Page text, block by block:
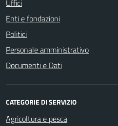
Uffici
Enti e fondazioni
Politici
Personale amministrativo
Documenti e Dati
CATEGORIE DI SERVIZIO
Agricoltura e pesca